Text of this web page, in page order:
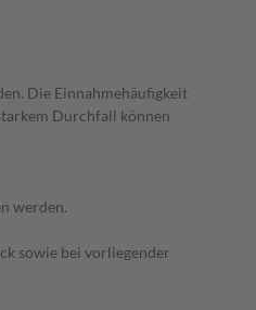
Die Einnahmehäufigkeit
Durchfall können
werden.
sowie bei vorliegender